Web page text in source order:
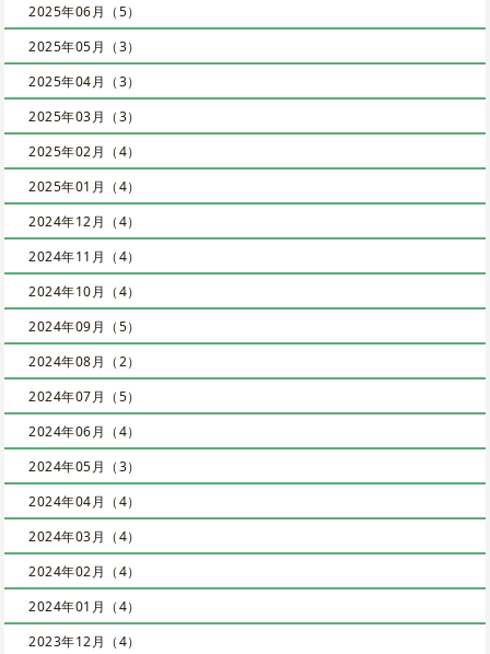
2025年06月（5）
2025年05月（3）
2025年04月（3）
2025年03月（3）
2025年02月（4）
2025年01月（4）
2024年12月（4）
2024年11月（4）
2024年10月（4）
2024年09月（5）
2024年08月（2）
2024年07月（5）
2024年06月（4）
2024年05月（3）
2024年04月（4）
2024年03月（4）
2024年02月（4）
2024年01月（4）
2023年12月（4）